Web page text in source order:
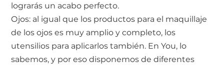
lograrás un acabo perfecto.
Ojos: al igual que los productos para el maquillaje
de los ojos es muy amplio y completo, los
utensilios para aplicarlos también. En You, lo
sabemos, y por eso disponemos de diferentes